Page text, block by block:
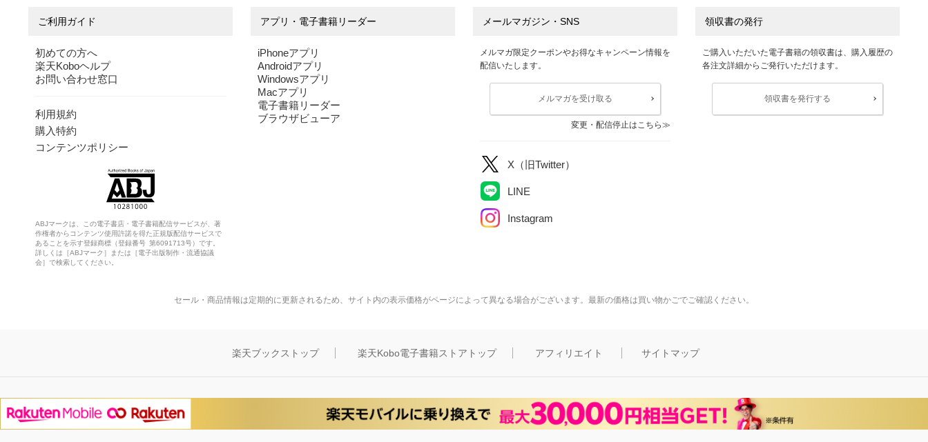
ご利用ガイド
初めての方へ
楽天Koboヘルプ
お問い合わせ窓口
利用規約
購入特約
コンテンツポリシー
ABJマークは、この電子書店・電子書籍配信サービスが、著
作権者からコンテンツ使用許諾を得た正規版配信サービスで
あることを示す登録商標（登録番号 第6091713号）です。
詳しくは［ABJマーク］または［電子出版制作・流通協議
会］で検索してください。
アプリ・電子書籍リーダー
iPhoneアプリ
Androidアプリ
Windowsアプリ
Macアプリ
電子書籍リーダー
ブラウザビューア
メールマガジン・SNS
メルマガ限定クーポンやお得なキャンペーン情報を
配信いたします。
メルマガを受け取る
変更・配信停止はこちら
X（旧Twitter）
LINE
Instagram
領収書の発行
ご購入いただいた電子書籍の領収書は、購入履歴の
各注文詳細からご発行いただけます。
領収書を発行する
セール・商品情報は定期的に更新されるため、サイト内の表示価格がページによって異なる場合がございます。最新の価格は買い物かごでご確認ください。
楽天ブックストップ 楽天Kobo電子書籍ストアトップ アフィリエイト サイトマップ